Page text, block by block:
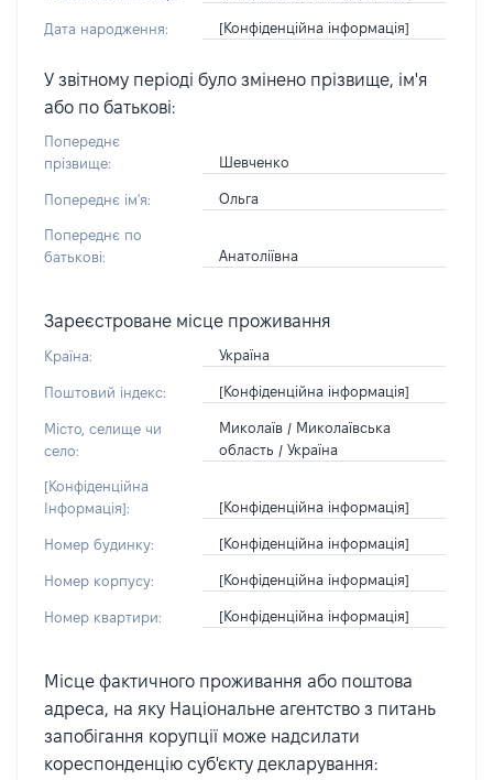
Дата народження: [Конфіденційна інформація]
У звітному періоді було змінено прізвище, ім'я
або по батькові:
Попереднє
прізвище:
Шевченко
Попереднє ім'я: Ольга
Попереднє по
батькові:
Анатоліївна
Зареєстроване місце проживання
Країна: Україна
Поштовий індекс: [Конфіденційна інформація]
Місто, селище чи
село:
Миколаїв / Миколаївська
область / Україна
[Конфіденційна
Інформація]:
[Конфіденційна інформація]
Номер будинку: [Конфіденційна інформація]
Номер корпусу: [Конфіденційна інформація]
Номер квартири: [Конфіденційна інформація]
Місце фактичного проживання або поштова
адреса, на яку Національне агентство з питань
запобігання корупції може надсилати
кореспонденцію суб'єкту декларування: